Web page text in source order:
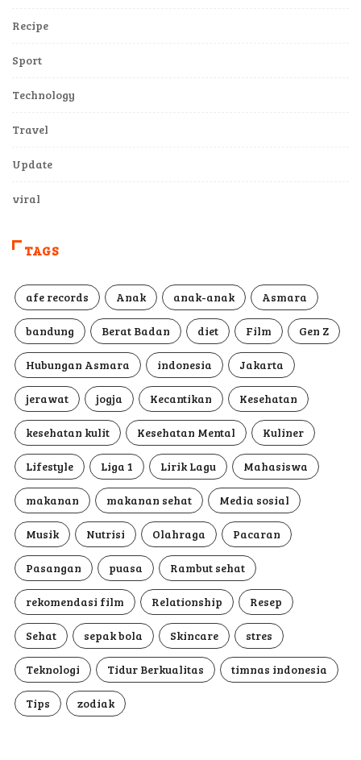
Recipe
Sport
Technology
Travel
Update
viral
TAGS
afe records Anak anak-anak Asmara
bandung Berat Badan diet Film Gen Z
Hubungan Asmara indonesia Jakarta
jerawat jogja Kecantikan Kesehatan
kesehatan kulit Kesehatan Mental Kuliner
Lifestyle Liga 1 Lirik Lagu Mahasiswa
makanan makanan sehat Media sosial
Musik Nutrisi Olahraga Pacaran
Pasangan puasa Rambut sehat
rekomendasi film Relationship Resep
Sehat sepak bola Skincare stres
Teknologi Tidur Berkualitas timnas indonesia
Tips zodiak